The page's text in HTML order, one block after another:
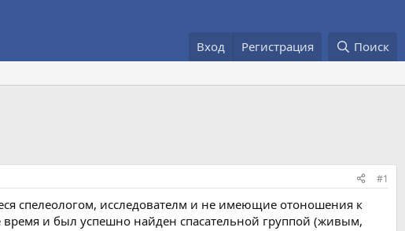
Вход Регистрация Поиск
#1
спелеологом, исследователм и не имеющие отоношения к
и был успешно найден спасательной группой (живым,